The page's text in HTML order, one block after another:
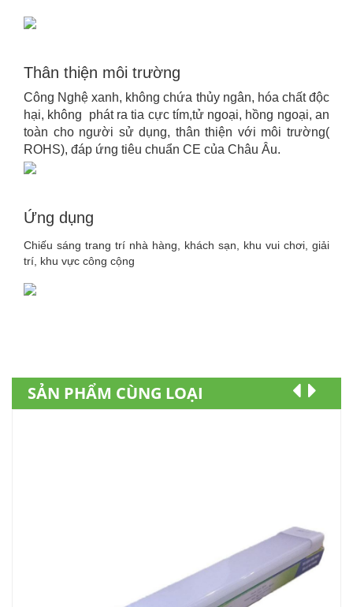
Thân thiện môi trường
Công Nghệ xanh, không chứa thủy ngân, hóa chất độc
hại, không phát ra tia cực tím,tử ngoại, hồng ngoại, an
toàn cho người sử dụng, thân thiện với môi trường(
ROHS), đáp ứng tiêu chuẩn CE của Châu Âu.
Ứng dụng
Chiếu sáng trang trí nhà hàng, khách sạn, khu vui chơi, giải
trí, khu vực công cộng
SẢN PHẨM CÙNG LOẠI